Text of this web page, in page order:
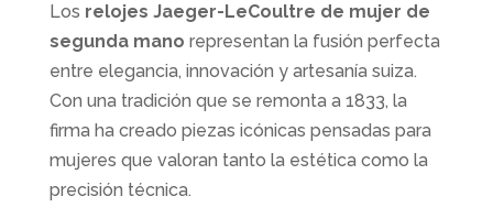
Los relojes Jaeger-LeCoultre de mujer de
segunda mano representan la fusión perfecta
entre elegancia, innovación y artesanía suiza.
Con una tradición que se remonta a 1833, la
firma ha creado piezas icónicas pensadas para
mujeres que valoran tanto la estética como la
precisión técnica.